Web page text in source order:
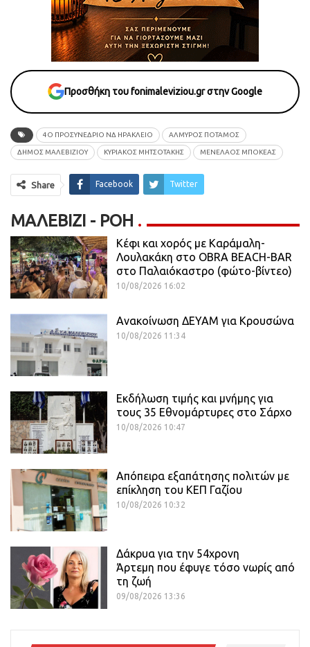
Προσθήκη του fonimaleviziou.gr στην Google
4Ο ΠΡΟΣΥΝΕΔΡΙΟ ΝΔ ΗΡΑΚΛΕΙΟ ΑΛΜΥΡΟΣ ΠΟΤΑΜΟΣ
ΔΗΜΟΣ ΜΑΛΕΒΙΖΙΟΥ ΚΥΡΙΑΚΟΣ ΜΗΤΣΟΤΑΚΗΣ ΜΕΝΕΛΑΟΣ ΜΠΟΚΕΑΣ
Share Facebook Twitter
ΜΑΛΕΒΊΖΙ - ΡΟΗ
Κέφι και χορός με Καράμαλη-
Λουλακάκη στο OBRA BEACH-BAR
στο Παλαιόκαστρο (φώτο-βίντεο)
10/08/2026 16:02
Ανακοίνωση ΔΕΥΑΜ για Κρουσώνα
10/08/2026 11:34
Εκδήλωση τιμής και μνήμης για
τους 35 Εθνομάρτυρες στο Σάρχο
10/08/2026 10:47
Απόπειρα εξαπάτησης πολιτών με
επίκληση του ΚΕΠ Γαζίου
10/08/2026 10:32
Δάκρυα για την 54χρονη
Άρτεμη που έφυγε τόσο νωρίς από
τη ζωή
09/08/2026 13:36